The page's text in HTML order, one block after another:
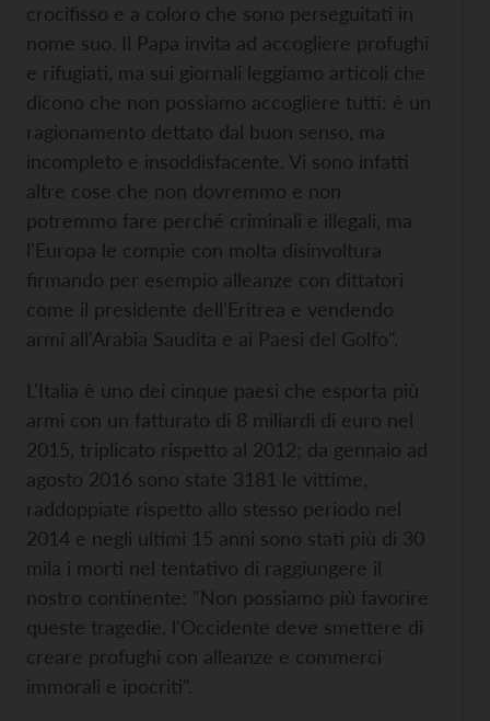
crocifisso e a coloro che sono perseguitati in
nome suo. Il Papa invita ad accogliere profughi
e rifugiati, ma sui giornali leggiamo articoli che
dicono che non possiamo accogliere tutti: è un
ragionamento dettato dal buon senso, ma
incompleto e insoddisfacente. Vi sono infatti
altre cose che non dovremmo e non
potremmo fare perché criminali e illegali, ma
l'Europa le compie con molta disinvoltura
firmando per esempio alleanze con dittatori
come il presidente dell'Eritrea e vendendo
armi all'Arabia Saudita e ai Paesi del Golfo".
L'Italia è uno dei cinque paesi che esporta più
armi con un fatturato di 8 miliardi di euro nel
2015, triplicato rispetto al 2012; da gennaio ad
agosto 2016 sono state 3181 le vittime,
raddoppiate rispetto allo stesso periodo nel
2014 e negli ultimi 15 anni sono stati più di 30
mila i morti nel tentativo di raggiungere il
nostro continente: "Non possiamo più favorire
queste tragedie, l'Occidente deve smettere di
creare profughi con alleanze e commerci
immorali e ipocriti".